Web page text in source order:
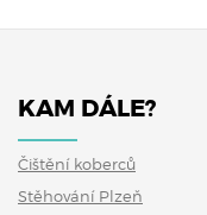
KAM DÁLE?
Čištění koberců
Stěhování Plzeň